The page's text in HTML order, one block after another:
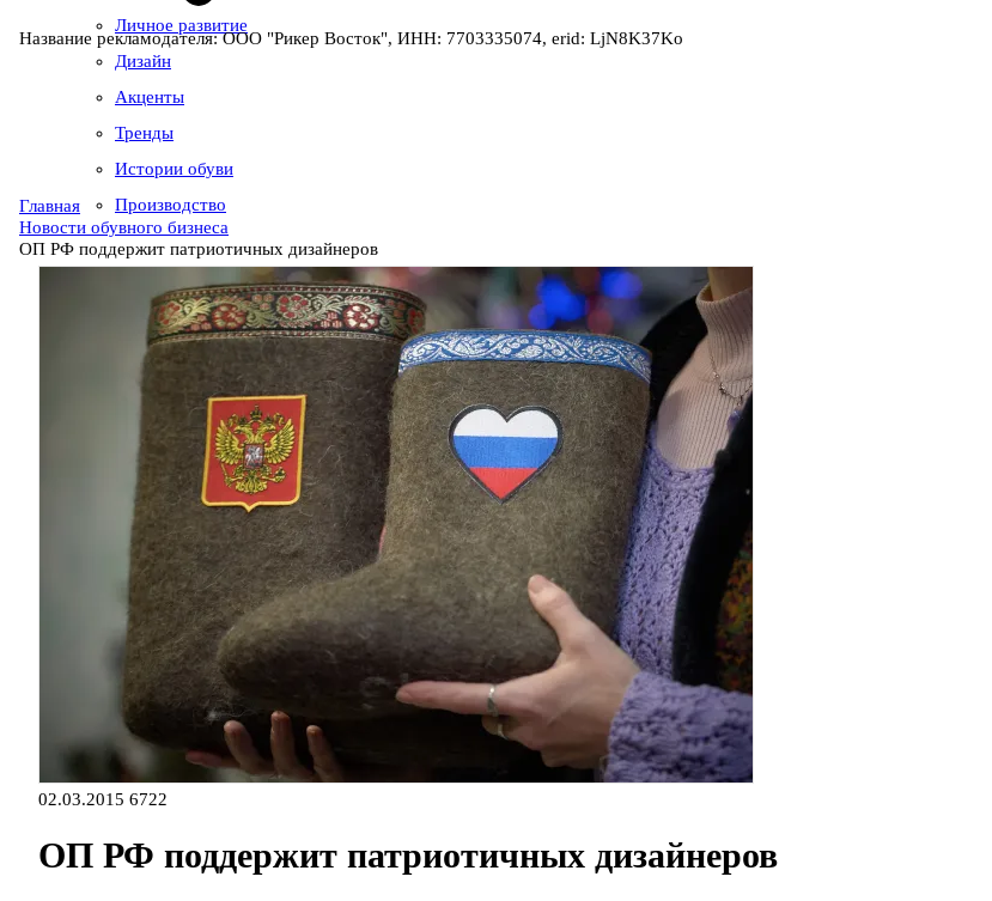
Личное развитие
Дизайн
Акценты
Тренды
Истории обуви
Производство
Название рекламодателя: ООО "Рикер Восток", ИНН: 7703335074, erid: LjN8K37Ko
Главная
Новости обувного бизнеса
ОП РФ поддержит патриотичных дизайнеров
02.03.2015 6722
ОП РФ поддержит патриотичных дизайнеров